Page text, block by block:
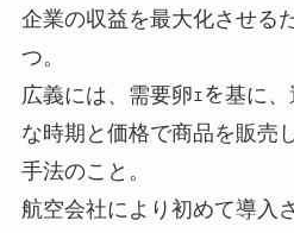
企業の収益を最大化させる
つ。
広義には、需要卵ｪを基に
な時期と価格で商品を販売
手法のこと。
航空会社により初めて導入